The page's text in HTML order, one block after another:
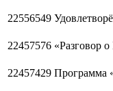
22556549
22457576 «Разговор
22457429 Программа